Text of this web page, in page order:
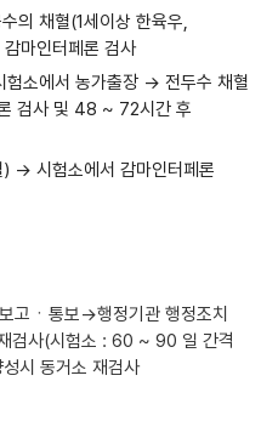
의 채혈(1세이상 한육우,
마인터페론 검사
험소에서 농가출장 → 전두수 채혈
검사 및 48 ~ 72시간 후
) → 시험소에서 감마인터페론
고ㆍ통보→행정기관 행정조치
검사(시험소 : 60 ~ 90 일 간격
시 동거소 재검사